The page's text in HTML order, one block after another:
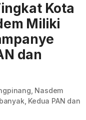
Kota
Miliki
dan
Nasdem
Kedua PAN dan